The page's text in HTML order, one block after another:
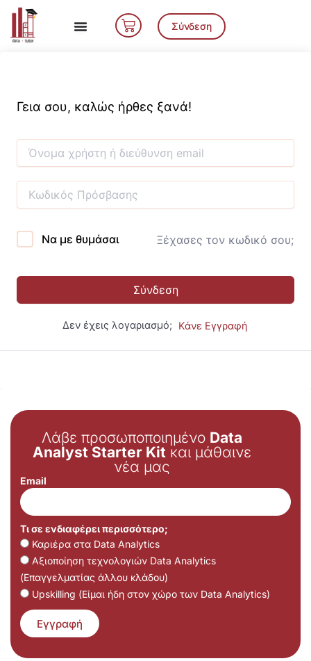
Μετάβαση
περιεχόμενο
Cart Σύνδεση
Γεια σου, καλώς ήρθες ξανά!
Να με θυμάσαι Ξέχασες τον κωδικό σου;
Σύνδεση
Δεν έχεις λογαριασμό; Κάνε Εγγραφή
Λάβε προσωποποιημένο Data
Analyst Starter Kit και μάθαινε
νέα μας
Email
Τι σε ενδιαφέρει περισσότερο;
Καριέρα στα Data Analytics
Αξιοποίηση τεχνολογιών Data Analytics
(Επαγγελματίας άλλου κλάδου)
Upskilling (Είμαι ήδη στον χώρο των Data Analytics)
Εγγραφή